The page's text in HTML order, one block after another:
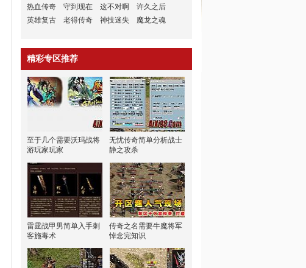
热血传奇
守到现在 这不对啊
许久之后
英雄复古
老得传奇 神技迷失 魔龙之魂
精彩专区推荐
至于几个需要沃玛战将
游玩家玩家
无忧传奇简单分析战士
静之攻杀
雷霆战甲男简单入手刺
客施毒术
传奇之名需要牛魔将军
悼念完知识